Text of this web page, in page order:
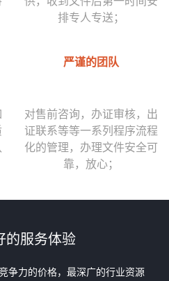
排专人专送；
严谨的团队
对售前咨询，办证审核，出
证联系等等一系列程序流程
化的管理，办理文件安全可
靠，放心；
的服务体验
争力的价格，最深广的行业资源